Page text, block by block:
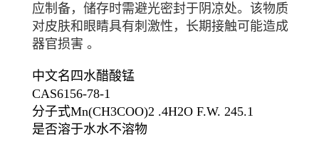
应制备，储存时需避光密封于阴凉处。该物质
对皮肤和眼睛具有刺激性，长期接触可能造成
器官损害 。
中文名 四水醋酸锰
CAS6156-78-1
分子式Mn(CH3COO)2 .4H2O F.W. 245.1
是否溶于水水不溶物